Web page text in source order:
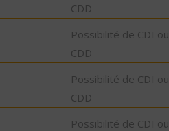
CDD
Possibilité de CDI ou
CDD
Possibilité de CDI ou
CDD
Possibilité de CDI ou